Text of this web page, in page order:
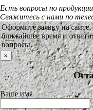
Есть вопросы по
Свяжитесь с нами по
Оформите заявку на
ближайшее время и
вопросы.
×
Ваше имя